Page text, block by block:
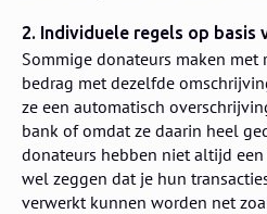
2. Individuele regels op basis
Sommige donateurs maken met
bedrag met dezelfde
ze een automatisch
bank of omdat ze daarin heel
donateurs hebben niet altijd
wel zeggen dat je hun
verwerkt kunnen worden net